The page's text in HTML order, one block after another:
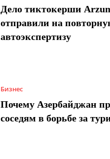
Дело тиктокерши
отправили на
автоэкспертизу
Бизнес
Почему Азербайджан
соседям в борьбе за